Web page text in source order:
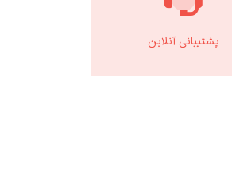
پشتیبانی آنلاین